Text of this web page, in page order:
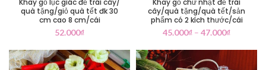
Khay gỗ lục giác để trái cây/
quà tặng/giỏ quà tết đk 30
cm cao 8 cm/cái
52.000₫
Khay gỗ chữ nhật để trái
cây/quà tặng/quà tết/sản
phẩm có 2 kích thước/cái
45.000₫ – 47.000₫